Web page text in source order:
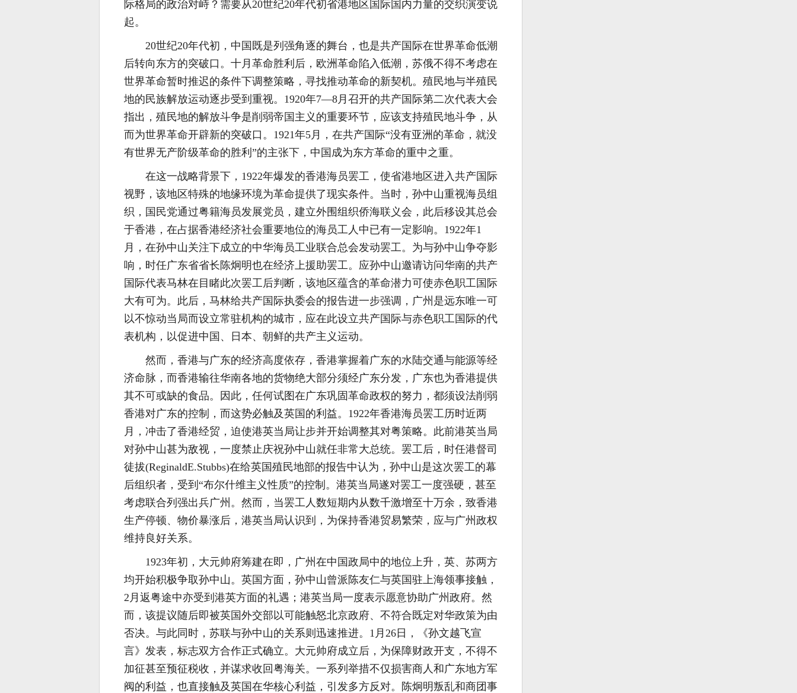
际格局的政治对峙？需要从20世纪20年代初省港地区国际国内力量的交织演变说
起。
20世纪20年代初，中国既是列强角逐的舞台，也是共产国际在世界革命低潮
后转向东方的突破口。十月革命胜利后，欧洲革命陷入低潮，苏俄不得不考虑在
世界革命暂时推迟的条件下调整策略，寻找推动革命的新契机。殖民地与半殖民
地的民族解放运动逐步受到重视。1920年7—8月召开的共产国际第二次代表大会
指出，殖民地的解放斗争是削弱帝国主义的重要环节，应该支持殖民地斗争，从
而为世界革命开辟新的突破口。1921年5月，在共产国际“没有亚洲的革命，就没
有世界无产阶级革命的胜利”的主张下，中国成为东方革命的重中之重。
在这一战略背景下，1922年爆发的香港海员罢工，使省港地区进入共产国际
视野，该地区特殊的地缘环境为革命提供了现实条件。当时，孙中山重视海员组
织，国民党通过粤籍海员发展党员，建立外围组织侨海联义会，此后移设其总会
于香港，在占据香港经济社会重要地位的海员工人中已有一定影响。1922年1
月，在孙中山关注下成立的中华海员工业联合总会发动罢工。为与孙中山争夺影
响，时任广东省省长陈炯明也在经济上援助罢工。应孙中山邀请访问华南的共产
国际代表马林在目睹此次罢工后判断，该地区蕴含的革命潜力可使赤色职工国际
大有可为。此后，马林给共产国际执委会的报告进一步强调，广州是远东唯一可
以不惊动当局而设立常驻机构的城市，应在此设立共产国际与赤色职工国际的代
表机构，以促进中国、日本、朝鲜的共产主义运动。
然而，香港与广东的经济高度依存，香港掌握着广东的水陆交通与能源等经
济命脉，而香港输往华南各地的货物绝大部分须经广东分发，广东也为香港提供
其不可或缺的食品。因此，任何试图在广东巩固革命政权的努力，都须设法削弱
香港对广东的控制，而这势必触及英国的利益。1922年香港海员罢工历时近两
月，冲击了香港经贸，迫使港英当局让步并开始调整其对粤策略。此前港英当局
对孙中山甚为敌视，一度禁止庆祝孙中山就任非常大总统。罢工后，时任港督司
徒拔(ReginaldE.Stubbs)在给英国殖民地部的报告中认为，孙中山是这次罢工的幕
后组织者，受到“布尔什维主义性质”的控制。港英当局遂对罢工一度强硬，甚至
考虑联合列强出兵广州。然而，当罢工人数短期内从数千激增至十万余，致香港
生产停顿、物价暴涨后，港英当局认识到，为保持香港贸易繁荣，应与广州政权
维持良好关系。
1923年初，大元帅府筹建在即，广州在中国政局中的地位上升，英、苏两方
均开始积极争取孙中山。英国方面，孙中山曾派陈友仁与英国驻上海领事接触，
2月返粤途中亦受到港英方面的礼遇；港英当局一度表示愿意协助广州政府。然
而，该提议随后即被英国外交部以可能触怒北京政府、不符合既定对华政策为由
否决。与此同时，苏联与孙中山的关系则迅速推进。1月26日，《孙文越飞宣
言》发表，标志双方合作正式确立。大元帅府成立后，为保障财政开支，不得不
加征甚至预征税收，并谋求收回粤海关。一系列举措不仅损害商人和广东地方军
阀的利益，也直接触及英国在华核心利益，引发多方反对。陈炯明叛乱和商团事